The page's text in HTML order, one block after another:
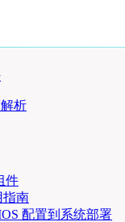
析
件
指南
配置到系统部署